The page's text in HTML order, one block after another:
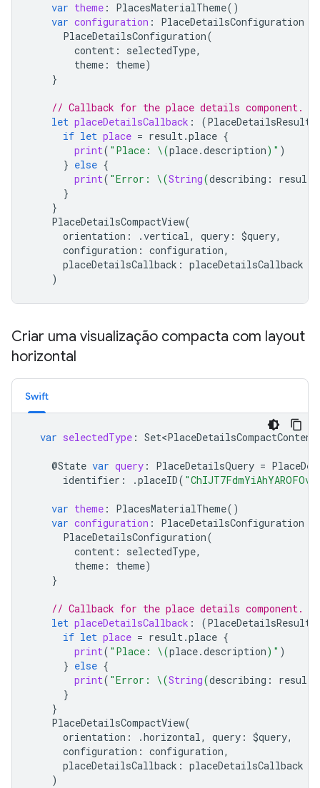
var theme : PlacesMaterialTheme()
var configuration : PlaceDetailsConfiguration
PlaceDetailsConfiguration(
content : selectedType,
theme : theme)
}
// Callback for the place details component.
let placeDetailsCallback : (PlaceDetailsResult
if let place = result.place {
print( "Place: \(place.description) " )
} else {
print( "Error: \(String(describing : result
}
}
PlaceDetailsCompactView(
orientation : .vertical, query : $query,
configuration : configuration,
placeDetailsCallback : placeDetailsCallback
)
Criar uma visualização compacta com layout
horizontal
Swift
var selectedType :
@State var query : PlaceDetailsQuery =
identifier : .placeID(
var theme : PlacesMaterialTheme()
var configuration : PlaceDetailsConfiguration
PlaceDetailsConfiguration(
content : selectedType,
theme : theme)
}
// Callback for the place details component.
let placeDetailsCallback : (PlaceDetailsResult
if let place = result.place {
print( "Place: \(place.description) " )
} else {
print( "Error: \(String(describing : result
}
}
PlaceDetailsCompactView(
orientation : .horizontal, query : $query,
configuration : configuration,
placeDetailsCallback : placeDetailsCallback
)